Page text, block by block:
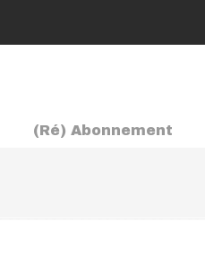
(Ré) Abonnement